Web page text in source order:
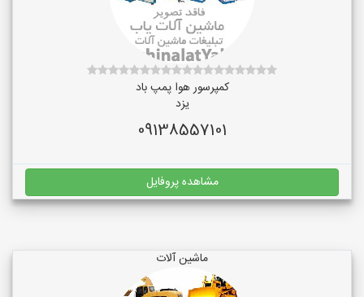
کمپرسور هوا پمپ باد
یزد
09138557101
مشاهده پروفایل
ماشین آلات